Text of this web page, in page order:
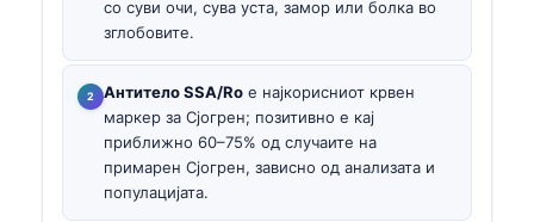
со суви очи, сува уста, замор или болка во
зглобовите.
Антитело SSA/Ro е најкорисниот крвен
маркер за Сјогрен; позитивно е кај
приближно 60–75% од случаите на
примарен Сјогрен, зависно од анализата и
популацијата.